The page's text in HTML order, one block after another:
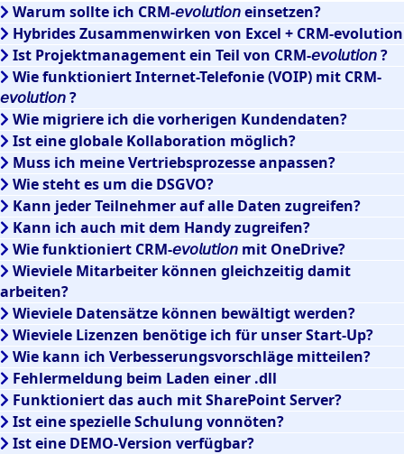
Warum sollte ich CRM-𝘦𝘷𝘰𝘭𝘶𝘵𝘪𝘰𝘯 einsetzen?
Hybrides Zusammenwirken von Excel + CRM-evolution
Ist Projektmanagement ein Teil von CRM-𝘦𝘷𝘰𝘭𝘶𝘵𝘪𝘰𝘯 ?
Wie funktioniert Internet-Telefonie (VOIP) mit CRM-
𝘦𝘷𝘰𝘭𝘶𝘵𝘪𝘰𝘯 ?
Wie migriere ich die vorherigen Kundendaten?
Ist eine globale Kollaboration möglich?
Muss ich meine Vertriebsprozesse anpassen?
Wie steht es um die DSGVO?
Kann jeder Teilnehmer auf alle Daten zugreifen?
Kann ich auch mit dem Handy zugreifen?
Wie funktioniert CRM-𝘦𝘷𝘰𝘭𝘶𝘵𝘪𝘰𝘯 mit OneDrive?
Wieviele Mitarbeiter können gleichzeitig damit
arbeiten?
Wieviele Datensätze können bewältigt werden?
Wieviele Lizenzen benötige ich für unser Start-Up?
Wie kann ich Verbesserungsvorschläge mitteilen?
Fehlermeldung beim Laden einer .dll
Funktioniert das auch mit SharePoint Server?
Ist eine spezielle Schulung vonnöten?
Ist eine DEMO-Version verfügbar?